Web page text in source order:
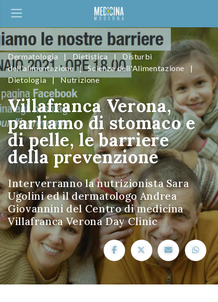
Dermatologia | Dietistica |
Disturbi
dell'alimentazione
| Scienza dell'Alimentazione
|
Dietologia
| Nutrizione
Villafranca Verona,
parliamo di stomaco e
di pelle, le barriere
della prevenzione
Interverranno la nutrizionista Sara
Ugolini ed il dermatologo Andrea
Giovannini del Centro di medicina
Villafranca Verona Day Clinic